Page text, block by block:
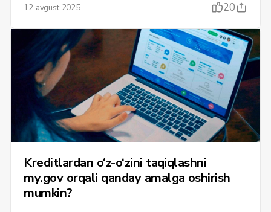
12 avgust 2025 20
Kreditlardan o‘z-o‘zini taqiqlashni
my.gov orqali qanday amalga oshirish
mumkin?